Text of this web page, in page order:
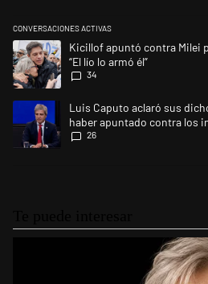
CONVERSACIONES ACTIVAS
Este listado muestra los artículos con
Un artículo de tendencia con el título
Kicillof apuntó contra Milei
“El lío lo armó él”
34
Un artículo de tendencia con el título
Luis Caputo aclaró sus
haber apuntado contra los
26